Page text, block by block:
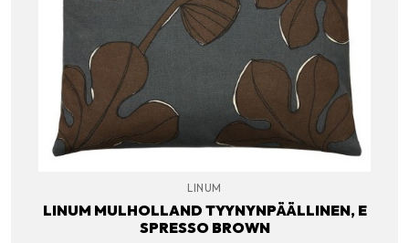
LINUM
LINUM MULHOLLAND TYYNYNPÄÄLLINEN, E
SPRESSO BROWN